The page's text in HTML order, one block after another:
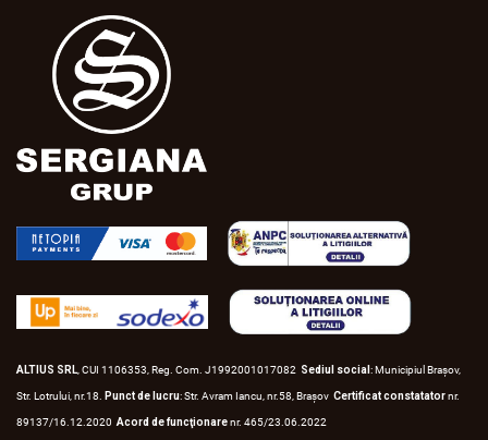
ALTIUS SRL , CUI 1106353, Reg. Com. J1992001017082 Sediul social : Municipiul Braşov,
Str. Lotrului, nr.18. Punct de lucru: Str. Avram Iancu, nr.58, Braşov Certificat constatatornr.
89137/16.12.2020 Acord de funcţionarenr. 465/23.06.2022